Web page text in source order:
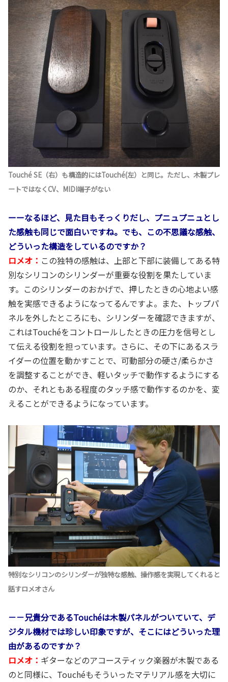
Touché SE（右）も構造的にはTouché(左）と同じ。ただし、木製プレ
ートではなくCV、MIDI端子がない
ーーなるほど、見た目もそっくりだし、プニュプニュとし
た感触も同じで面白いですね。でも、この不思議な感触、
どういった構造をしているのですか？
ロメオ： この独特の感触は、上部と下部に装備してある特
別なシリコンのシリンダーが重要な役割を果たしていま
す。このシリンダーのおかげで、押したときの心地よい感
触を実感できるようになってるんですよ。また、トップパ
ネルを外したところにも、シリンダーを確認できますが、
これはTouchéをコントロールしたときの圧力を信号とし
て伝える役割を担っています。さらに、その下にあるスラ
イダーの位置を動かすことで、可動部分の硬さ/柔らかさ
を調整することができ、軽いタッチで動作するようにする
のか、それともある程度のタッチ感で動作するのかを、変
えることができるようになっています。
特別なシリコンのシリンダーが独特な感触、操作感を実現してくれると
話すロメオさん
－－兄貴分であるTouchéは木製パネルがついていて、デ
ジタル機材では珍しい印象ですが、そこにはどういった理
由があるのですか？
ロメオ： ギターなどのアコースティック楽器が木製である
のと同様に、Touchéもそういったマテリアル感を大切に